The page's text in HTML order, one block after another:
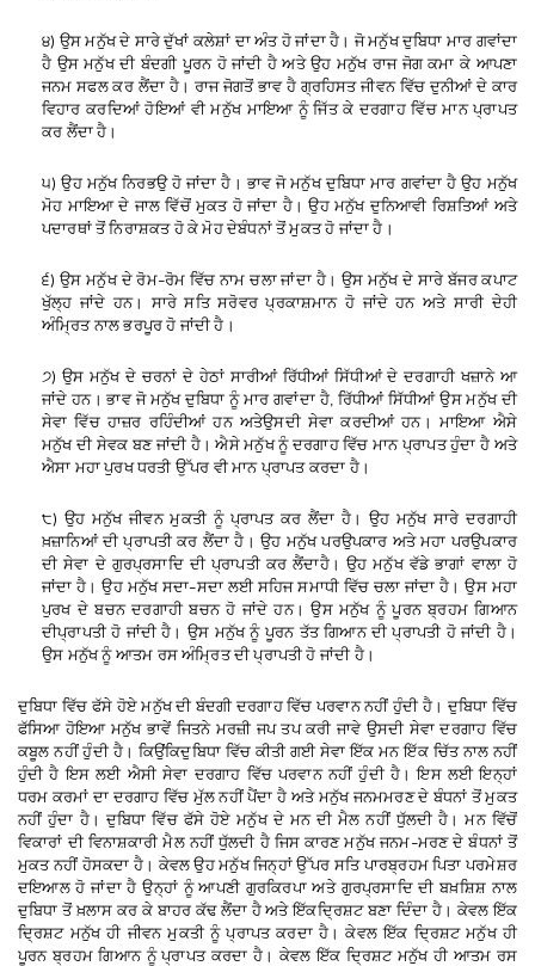
੪) ਉਸ ਮਨੁੱਖ ਦੇ ਸਾਰੇ ਦੁੱਖਾਂ ਕਲੇਸ਼ਾਂ ਦਾ ਅੰਤ ਹੋ ਜਾਂਦਾ ਹੈ । ਜੋ ਮਨੁੱਖ ਦੁਬਿਧਾ ਮਾਰ ਗਵਾਂਦਾ
ਹੈ ਉਸ ਮਨੁੱਖ ਦੀ ਬੰਦਗੀ ਪੂਰਨ ਹੋ ਜਾਂਦੀ ਹੈ ਅਤੇ ਉਹ ਮਨੁੱਖ ਰਾਜ ਜੋਗ ਕਮਾ ਕੇ ਆਪਣਾ
ਜਨਮ ਸਫਲ ਕਰ ਲੈਂਦਾ ਹੈ। ਰਾਜ ਜੋਗਤੋਂ ਭਾਵ ਹੈ ਗ੍ਰਹਿਸਤ ਜੀਵਨ ਵਿੱਚ ਦੁਨੀਆਂ ਦੇ ਕਾਰ
ਵਿਹਾਰ ਕਰਦਿਆਂ ਹੋਇਆਂ ਵੀ ਮਨੁੱਖ ਮਾਇਆ ਨੂੰ ਜਿੱਤ ਕੇ ਦਰਗਾਹ ਵਿੱਚ ਮਾਨ ਪ੍ਰਾਪਤ
ਕਰ ਲੈਂਦਾ ਹੈ ।
੫)ਉਹ ਮਨੁੱਖ ਨਿਰਭਉ ਹੋ ਜਾਂਦਾ ਹੈ । ਭਾਵ ਜੋ ਮਨੁੱਖ ਦੁਬਿਧਾ ਮਾਰ ਗਵਾਂਦਾ ਹੈ ਉਹ ਮਨੁੱਖ
ਮੋਹ ਮਾਇਆ ਦੇ ਜਾਲ ਵਿੱਚੋਂ ਮੁਕਤ ਹੋ ਜਾਂਦਾ ਹੈ। ਉਹ ਮਨੁੱਖ ਦੁਨਿਆਵੀ ਰਿਸ਼ਤਿਆਂ ਅਤੇ
ਪਦਾਰਥਾਂ ਤੋਂ ਨਿਰਾਸ਼ਕਤ ਹੋ ਕੇ ਮੋਹ ਦੇਬੰਧਨਾਂ ਤੋਂ ਮੁਕਤ ਹੋ ਜਾਂਦਾ ਹੈ ।
੬)ਉਸ ਮਨੁੱਖ ਦੇ ਰੋਮ–ਰੋਮ ਵਿੱਚ ਨਾਮ ਚਲਾ ਜਾਂਦਾ ਹੈ। ਉਸ ਮਨੁੱਖ ਦੇ ਸਾਰੇ ਬੱਜਰ ਕਪਾਟ
ਖੁੱਲ੍ਹ ਜਾਂਦੇ ਹਨ। ਸਾਰੇ ਸਤਿ ਸਰੋਵਰ ਪ੍ਰਕਾਸ਼ਮਾਨ ਹੋ ਜਾਂਦੇ ਹਨ ਅਤੇ ਸਾਰੀ ਦੇਹੀ
ਅੰਮ੍ਰਿਤ ਨਾਲ ਭਰਪੂਰ ਹੋ ਜਾਂਦੀ ਹੈ ।
੭) ਉਸ ਮਨੁੱਖ ਦੇ ਚਰਨਾਂ ਦੇ ਹੇਠਾਂ ਸਾਰੀਆਂ ਰਿੱਧੀਆਂ ਸਿੱਧੀਆਂ ਦੇ ਦਰਗਾਹੀ ਖਜ਼ਾਨੇ ਆ
ਜਾਂਦੇ ਹਨ। ਭਾਵ ਜੋ ਮਨੁੱਖ ਦੁਬਿਧਾ ਨੂੰ ਮਾਰ ਗਵਾਂਦਾ ਹੈ, ਰਿੱਧੀਆਂ ਸਿੱਧੀਆਂ ਉਸ ਮਨੁੱਖ ਦੀ
ਸੇਵਾ ਵਿੱਚ ਹਾਜ਼ਰ ਰਹਿੰਦੀਆਂ ਹਨ ਅਤੇਉਸਦੀ ਸੇਵਾ ਕਰਦੀਆਂ ਹਨ। ਮਾਇਆ ਐਸੇ
ਮਨੁੱਖ ਦੀ ਸੇਵਕ ਬਣ ਜਾਂਦੀ ਹੈ। ਐਸੇ ਮਨੁੱਖ ਨੂੰ ਦਰਗਾਹ ਵਿੱਚ ਮਾਨ ਪ੍ਰਾਪਤ ਹੁੰਦਾ ਹੈ ਅਤੇ
ਐਸਾ ਮਹਾ ਪੁਰਖ ਧਰਤੀ ਉੱਪਰ ਵੀ ਮਾਨ ਪ੍ਰਾਪਤ ਕਰਦਾ ਹੈ।
੮)ਉਹ ਮਨੁੱਖ ਜੀਵਨ ਮੁਕਤੀ ਨੂੰ ਪ੍ਰਾਪਤ ਕਰ ਲੈਂਦਾ ਹੈ । ਉਹ ਮਨੁੱਖ ਸਾਰੇ ਦਰਗਾਹੀ
ਖ਼ਜ਼ਾਨਿਆਂ ਦੀ ਪ੍ਰਾਪਤੀ ਕਰ ਲੈਂਦਾ ਹੈ । ਉਹ ਮਨੁੱਖ ਪਰਉਪਕਾਰ ਅਤੇ ਮਹਾ ਪਰਉਪਕਾਰ
ਦੀ ਸੇਵਾ ਦੇ ਗੁਰਪ੍ਰਸਾਦਿ ਦੀ ਪ੍ਰਾਪਤੀ ਕਰ ਲੈਂਦਾਹੈ। ਉਹ ਮਨੁੱਖ ਵੱਡੇ ਭਾਗਾਂ ਵਾਲਾ ਹੋ
ਜਾਂਦਾ ਹੈ । ਉਹ ਮਨੁੱਖ ਸਦਾ–ਸਦਾ ਲਈ ਸਹਿਜ ਸਮਾਧੀ ਵਿੱਚ ਚਲਾ ਜਾਂਦਾ ਹੈ । ਉਸ ਮਹਾ
ਪੁਰਖ ਦੇ ਬਚਨ ਦਰਗਾਹੀ ਬਚਨ ਹੋ ਜਾਂਦੇ ਹਨ। ਉਸ ਮਨੁੱਖ ਨੂੰ ਪੂਰਨ ਬ੍ਰਹਮ ਗਿਆਨ
ਦੀਪ੍ਰਾਪਤੀ ਹੋ ਜਾਂਦੀ ਹੈ । ਉਸ ਮਨੁੱਖ ਨੂੰ ਪੂਰਨ ਤੱਤ ਗਿਆਨ ਦੀ ਪ੍ਰਾਪਤੀ ਹੋ ਜਾਂਦੀ ਹੈ।
ਉਸ ਮਨੁੱਖ ਨੂੰ ਆਤਮ ਰਸ ਅੰਮ੍ਰਿਤ ਦੀ ਪ੍ਰਾਪਤੀ ਹੋ ਜਾਂਦੀ ਹੈ।
ਦੁਬਿਧਾ ਵਿੱਚ ਫੱਸੇ ਹੋਏ ਮਨੁੱਖ ਦੀ ਬੰਦਗੀ ਦਰਗਾਹ ਵਿੱਚ ਪਰਵਾਨ ਨਹੀਂ ਹੁੰਦੀ ਹੈ। ਦੁਬਿਧਾ ਵਿੱਚ
ਫੱਸਿਆ ਹੋਇਆ ਮਨੁੱਖ ਭਾਵੇਂ ਜਿਤਨੇ ਮਰਜ਼ੀ ਜਪ ਤਪ ਕਰੀ ਜਾਵੇ ਉਸਦੀ ਸੇਵਾ ਦਰਗਾਹ ਵਿੱਚ
ਕਬੂਲ ਨਹੀਂ ਹੁੰਦੀ ਹੈ। ਕਿਉਂਕਿਦੁਬਿਧਾ ਵਿੱਚ ਕੀਤੀ ਗਈ ਸੇਵਾ ਇੱਕ ਮਨ ਇੱਕ ਚਿੱਤ ਨਾਲ ਨਹੀਂ
ਹੁੰਦੀ ਹੈ ਇਸ ਲਈ ਐਸੀ ਸੇਵਾ ਦਰਗਾਹ ਵਿੱਚ ਪਰਵਾਨ ਨਹੀਂ ਹੁੰਦੀ ਹੈ । ਇਸ ਲਈ ਇਨ੍ਹਾਂ
ਧਰਮ ਕਰਮਾਂ ਦਾ ਦਰਗਾਹ ਵਿੱਚ ਮੁੱਲ ਨਹੀਂ ਪੈਂਦਾ ਹੈ ਅਤੇ ਮਨੁੱਖ ਜਨਮਮਰਣ ਦੇ ਬੰਧਨਾਂ ਤੋਂ ਮੁਕਤ
ਨਹੀਂ ਹੁੰਦਾ ਹੈ। ਦੁਬਿਧਾ ਵਿੱਚ ਫੱਸੇ ਹੋਏ ਮਨੁੱਖ ਦੇ ਮਨ ਦੀ ਮੈਲ ਨਹੀਂ ਧੁੱਲਦੀ ਹੈ । ਮਨ ਵਿੱਚੋਂ
ਵਿਕਾਰਾਂ ਦੀ ਵਿਨਾਸ਼ਕਾਰੀ ਮੈਲ ਨਹੀਂ ਧੁੱਲਦੀ ਹੈ ਜਿਸ ਕਾਰਣ ਮਨੁੱਖ ਜਨਮ–ਮਰਣ ਦੇ ਬੰਧਨਾਂ ਤੋਂ
ਮੁਕਤ ਨਹੀਂ ਹੋਸਕਦਾ ਹੈ । ਕੇਵਲ ਉਹ ਮਨੁੱਖ ਜਿਨ੍ਹਾਂ ਉੱਪਰ ਸਤਿ ਪਾਰਬ੍ਰਹਮ ਪਿਤਾ ਪਰਮੇਸ਼ਰ
ਦਇਆਲ ਹੋ ਜਾਂਦਾ ਹੈ ਉਨ੍ਹਾਂ ਨੂੰ ਆਪਣੀ ਗੁਰਕਿਰਪਾ ਅਤੇ ਗੁਰਪ੍ਰਸਾਦਿ ਦੀ ਬਖ਼ਸ਼ਿਸ਼ ਨਾਲ
ਦੁਬਿਧਾ ਤੋਂ ਖ਼ਲਾਸ ਕਰ ਕੇ ਬਾਹਰ ਕੱਢ ਲੈਂਦਾ ਹੈ ਅਤੇ ਇੱਕਦ੍ਰਿਸ਼ਟ ਬਣਾ ਦਿੰਦਾ ਹੈ। ਕੇਵਲ ਇੱਕ
ਦ੍ਰਿਸ਼ਟ ਮਨੁੱਖ ਹੀ ਜੀਵਨ ਮੁਕਤੀ ਨੂੰ ਪ੍ਰਾਪਤ ਕਰਦਾ ਹੈ । ਕੇਵਲ ਇੱਕ ਦ੍ਰਿਸ਼ਟ ਮਨੁੱਖ ਹੀ
ਪੂਰਨ ਬ੍ਰਹਮ ਗਿਆਨ ਨੂੰ ਪ੍ਰਾਪਤ ਕਰਦਾ ਹੈ। ਕੇਵਲ ਇੱਕ ਦ੍ਰਿਸ਼ਟ ਮਨੁੱਖ ਹੀ ਆਤਮ ਰਸ